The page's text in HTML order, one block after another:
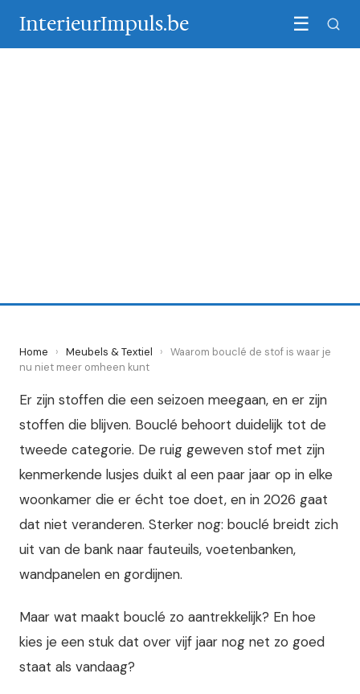
InterieurImpuls.be ☰
Home › Meubels & Textiel › Waarom bouclé de stof is waar je
nu niet meer omheen kunt
Er zijn stoffen die een seizoen meegaan, en er zijn
stoffen die blijven. Bouclé behoort duidelijk tot de
tweede categorie. De ruig geweven stof met zijn
kenmerkende lusjes duikt al een paar jaar op in elke
woonkamer die er écht toe doet, en in 2026 gaat
dat niet veranderen. Sterker nog: bouclé breidt zich
uit van de bank naar fauteuils, voetenbanken,
wandpanelen en gordijnen.
Maar wat maakt bouclé zo aantrekkelijk? En hoe
kies je een stuk dat over vijf jaar nog net zo goed
staat als vandaag?